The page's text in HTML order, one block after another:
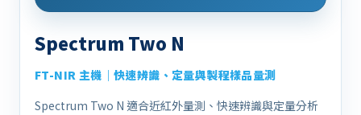
Spectrum Two N
FT-NIR 主機｜快速辨識、定量與製程樣品量測
Spectrum Two N 適合近紅外量測、快速辨識與定量分析